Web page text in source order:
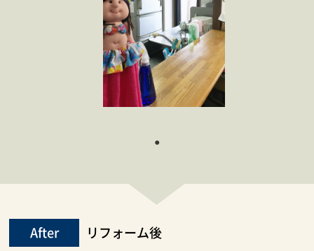
After リフォーム後